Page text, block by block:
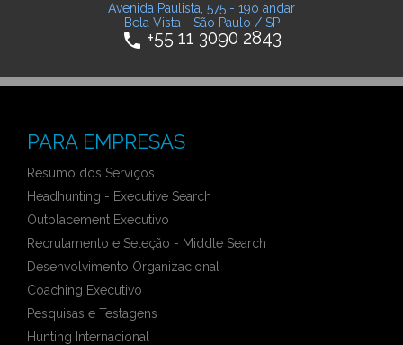
Avenida Paulista, 575 - 19o andar
Bela Vista - São Paulo / SP
phone +55 11 3090 2843
PARA EMPRESAS
Resumo dos Serviços
Headhunting - Executive Search
Outplacement Executivo
Recrutamento e Seleção - Middle Search
Desenvolvimento Organizacional
Coaching Executivo
Pesquisas e Testagens
Hunting Internacional